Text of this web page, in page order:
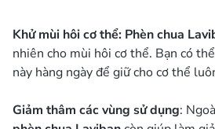
Khử mùi hôi cơ thể: Phèn chua
nhiên cho mùi hôi cơ thể. Bạn có
này hàng ngày để giữ cho cơ thể
Giảm thâm các vùng sử dụng: